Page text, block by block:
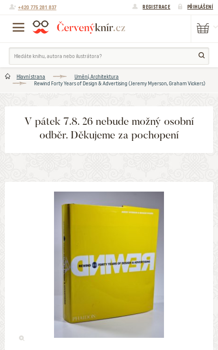
+420 775 281 837 REGISTRACE PŘIHLÁŠENÍ
Hlavní strana
Umění, Architektura
Rewind Forty Years of Design & Advertising (Jeremy Myerson, Graham Vickers)
V pátek 7.8. 26 nebude možný osobní
odběr. Děkujeme za pochopení